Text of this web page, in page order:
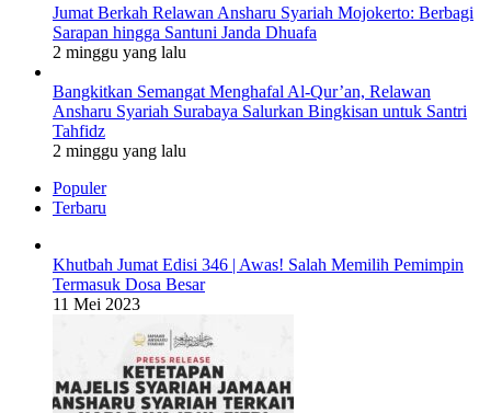
Jumat Berkah Relawan Ansharu Syariah Mojokerto: Berbagi
Sarapan hingga Santuni Janda Dhuafa
2 minggu yang lalu
Bangkitkan Semangat Menghafal Al-Qur’an, Relawan
Ansharu Syariah Surabaya Salurkan Bingkisan untuk Santri
Tahfidz
2 minggu yang lalu
Populer
Terbaru
Khutbah Jumat Edisi 346 | Awas! Salah Memilih Pemimpin
Termasuk Dosa Besar
11 Mei 2023